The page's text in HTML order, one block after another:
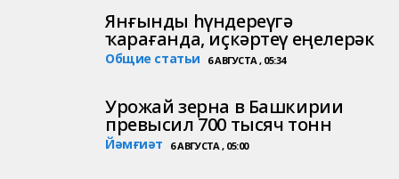
Янғынды һүндереүгә
ҡарағанда, иҫкәртеү еңелерәк
Общие статьи 6 АВГУСТА , 05:34
Урожай зерна в Башкирии
превысил 700 тысяч тонн
Йәмғиәт 6 АВГУСТА , 05:00